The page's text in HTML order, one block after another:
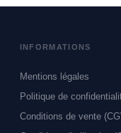
INFORMATIONS
Mentions légales
Politique de
Conditions de vente